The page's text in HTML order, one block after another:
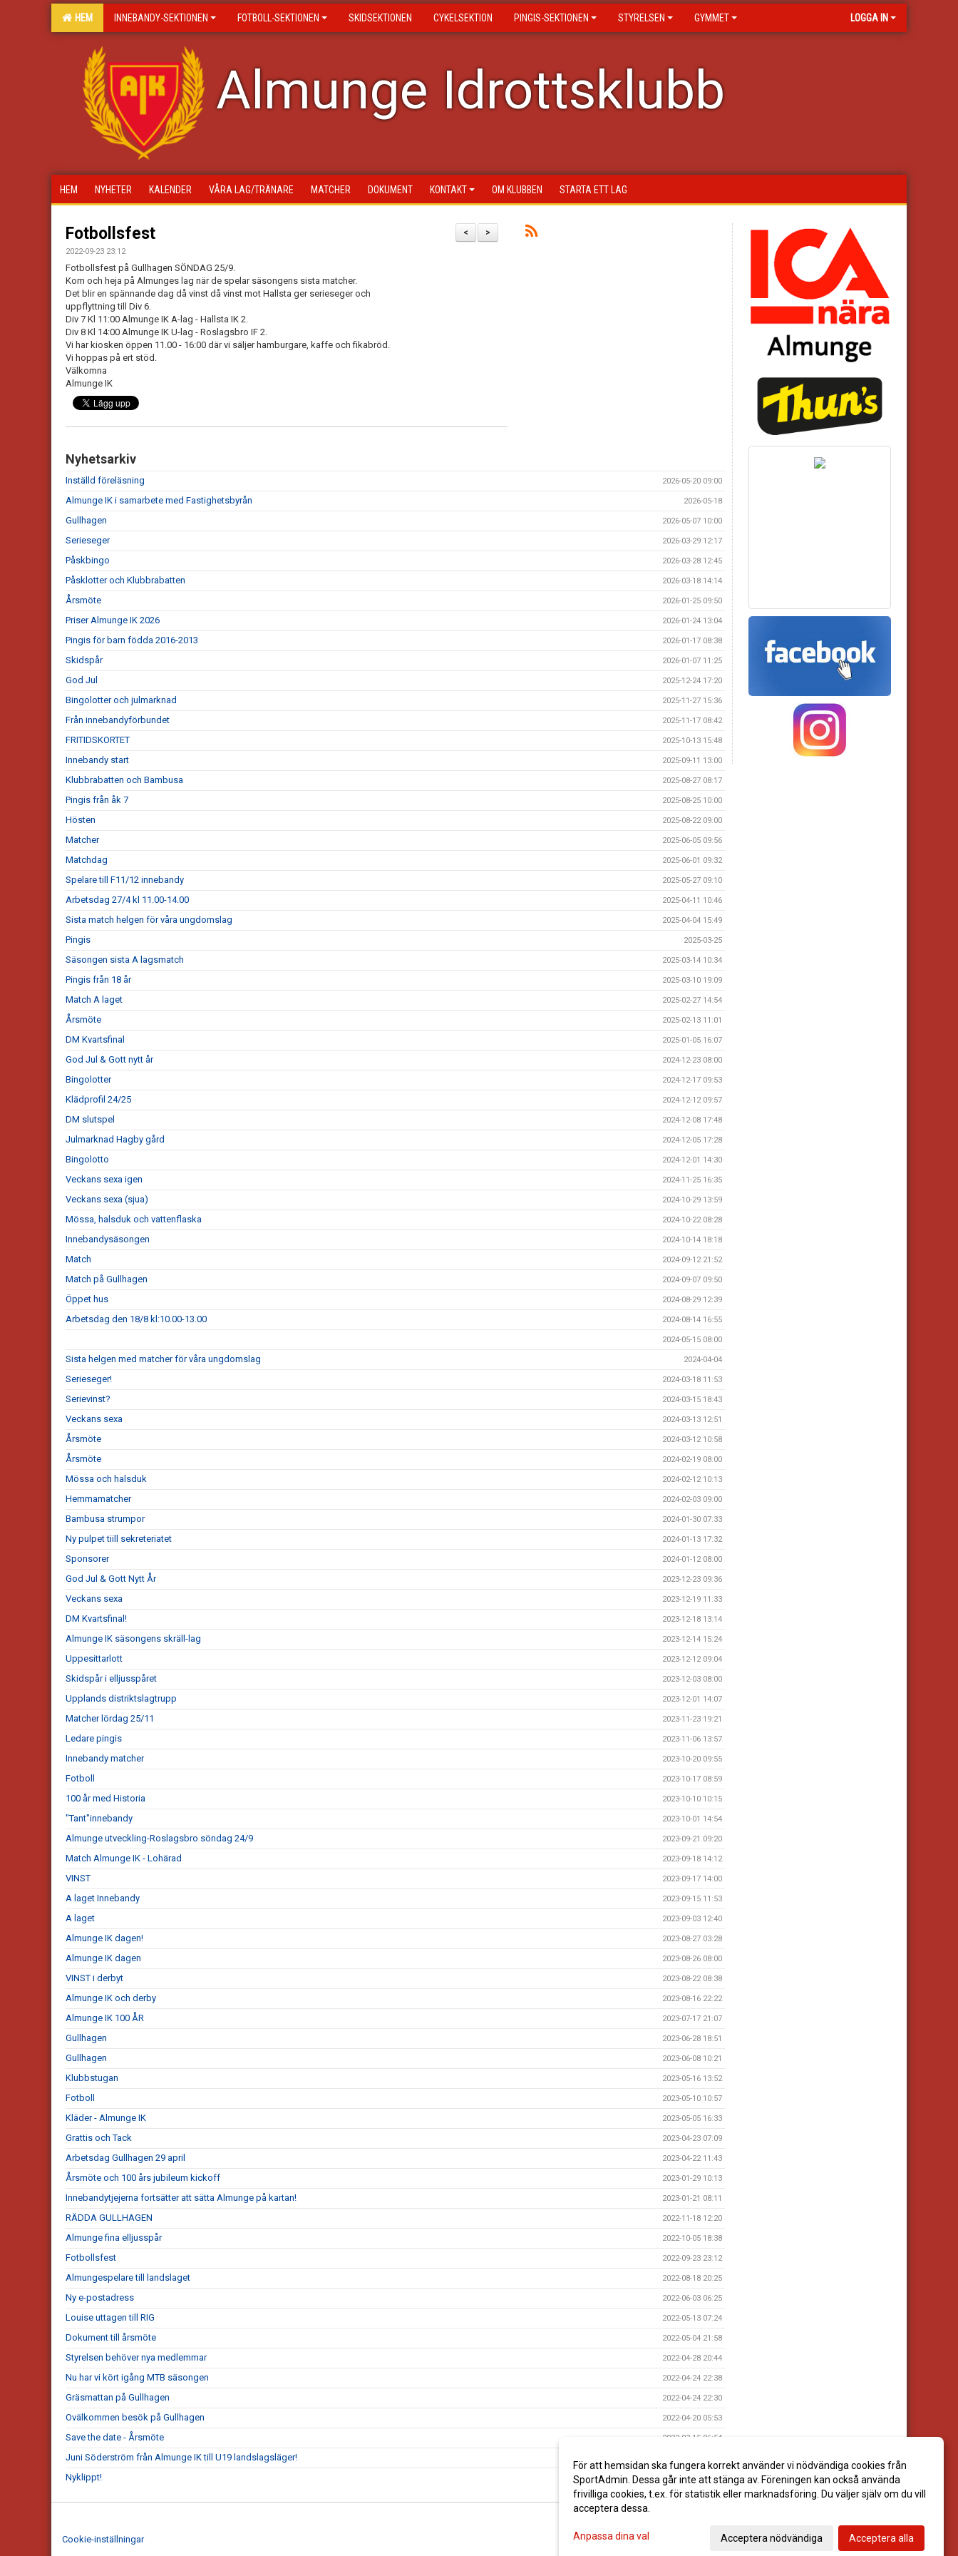
HEM INNEBANDY-SEKTIONEN FOTBOLL-SEKTIONEN SKIDSEKTIONEN CYKELSEKTION PINGIS-SEKTIONEN STYRELSEN GYMMET LOGGA IN
Almunge Idrottsklubb
HEM NYHETER KALENDER VÅRA LAG/TRÄNARE MATCHER DOKUMENT KONTAKT OM KLUBBEN STARTA ETT LAG
>
<
Fotbollsfest
2022-09-23 23:12
Fotbollsfest på Gullhagen SÖNDAG 25/9.
Kom och heja på Almunges lag när de spelar säsongens sista matcher.
Det blir en spännande dag då vinst då vinst mot Hallsta ger serieseger och
uppflyttning till Div 6.
Div 7 Kl 11:00 Almunge IK A-lag - Hallsta IK 2.
Div 8 Kl 14:00 Almunge IK U-lag - Roslagsbro IF 2.
Vi har kiosken öppen 11.00 - 16:00 där vi säljer hamburgare, kaffe och fikabröd.
Vi hoppas på ert stöd.
Välkomna
Almunge IK
Nyhetsarkiv
Inställd föreläsning 2026-05-20 09:00
Almunge IK i samarbete med Fastighetsbyrån 2026-05-18
Gullhagen 2026-05-07 10:00
Serieseger 2026-03-29 12:17
Påskbingo 2026-03-28 12:45
Påsklotter och Klubbrabatten 2026-03-18 14:14
Årsmöte 2026-01-25 09:50
Priser Almunge IK 2026 2026-01-24 13:04
Pingis för barn födda 2016-2013 2026-01-17 08:38
Skidspår 2026-01-07 11:25
God Jul 2025-12-24 17:20
Bingolotter och julmarknad 2025-11-27 15:36
Från innebandyförbundet 2025-11-17 08:42
FRITIDSKORTET 2025-10-13 15:48
Innebandy start 2025-09-11 13:00
Klubbrabatten och Bambusa 2025-08-27 08:17
Pingis från åk 7 2025-08-25 10:00
Hösten 2025-08-22 09:00
Matcher 2025-06-05 09:56
Matchdag 2025-06-01 09:32
Spelare till F11/12 innebandy 2025-05-27 09:10
Arbetsdag 27/4 kl 11.00-14.00 2025-04-11 10:46
Sista match helgen för våra ungdomslag 2025-04-04 15:49
Pingis 2025-03-25
Säsongen sista A lagsmatch 2025-03-14 10:34
Pingis från 18 år 2025-03-10 19:09
Match A laget 2025-02-27 14:54
Årsmöte 2025-02-13 11:01
DM Kvartsfinal 2025-01-05 16:07
God Jul & Gott nytt år 2024-12-23 08:00
Bingolotter 2024-12-17 09:53
Klädprofil 24/25 2024-12-12 09:57
DM slutspel 2024-12-08 17:48
Julmarknad Hagby gård 2024-12-05 17:28
Bingolotto 2024-12-01 14:30
Veckans sexa igen 2024-11-25 16:35
Veckans sexa (sjua) 2024-10-29 13:59
Mössa, halsduk och vattenflaska 2024-10-22 08:28
Innebandysäsongen 2024-10-14 18:18
Match 2024-09-12 21:52
Match på Gullhagen 2024-09-07 09:50
Öppet hus 2024-08-29 12:39
Arbetsdag den 18/8 kl:10.00-13.00 2024-08-14 16:55
2024-05-15 08:00
Sista helgen med matcher för våra ungdomslag 2024-04-04
Serieseger! 2024-03-18 11:53
Serievinst? 2024-03-15 18:43
Veckans sexa 2024-03-13 12:51
Årsmöte 2024-03-12 10:58
Årsmöte 2024-02-19 08:00
Mössa och halsduk 2024-02-12 10:13
Hemmamatcher 2024-02-03 09:00
Bambusa strumpor 2024-01-30 07:33
Ny pulpet tiill sekreteriatet 2024-01-13 17:32
Sponsorer 2024-01-12 08:00
God Jul & Gott Nytt År 2023-12-23 09:36
Veckans sexa 2023-12-19 11:33
DM Kvartsfinal! 2023-12-18 13:14
Almunge IK säsongens skräll-lag 2023-12-14 15:24
Uppesittarlott 2023-12-12 09:04
Skidspår i elljusspåret 2023-12-03 08:00
Upplands distriktslagtrupp 2023-12-01 14:07
Matcher lördag 25/11 2023-11-23 19:21
Ledare pingis 2023-11-06 13:57
Innebandy matcher 2023-10-20 09:55
Fotboll 2023-10-17 08:59
100 år med Historia 2023-10-10 10:15
"Tant"innebandy 2023-10-01 14:54
Almunge utveckling-Roslagsbro söndag 24/9 2023-09-21 09:20
Match Almunge IK - Lohärad 2023-09-18 14:12
VINST 2023-09-17 14:00
A laget Innebandy 2023-09-15 11:53
A laget 2023-09-03 12:40
Almunge IK dagen! 2023-08-27 03:28
Almunge IK dagen 2023-08-26 08:00
VINST i derbyt 2023-08-22 08:38
Almunge IK och derby 2023-08-16 22:22
Almunge IK 100 ÅR 2023-07-17 21:07
Gullhagen 2023-06-28 18:51
Gullhagen 2023-06-08 10:21
Klubbstugan 2023-05-16 13:52
Fotboll 2023-05-10 10:57
Kläder - Almunge IK 2023-05-05 16:33
Grattis och Tack 2023-04-23 07:09
Arbetsdag Gullhagen 29 april 2023-04-22 11:43
Årsmöte och 100 års jubileum kickoff 2023-01-29 10:13
Innebandytjejerna fortsätter att sätta Almunge på kartan! 2023-01-21 08:11
RÄDDA GULLHAGEN 2022-11-18 12:20
Almunge fina elljusspår 2022-10-05 18:38
Fotbollsfest 2022-09-23 23:12
Almungespelare till landslaget 2022-08-18 20:25
Ny e-postadress 2022-06-03 06:25
Louise uttagen till RIG 2022-05-13 07:24
Dokument till årsmöte 2022-05-04 21:58
Styrelsen behöver nya medlemmar 2022-04-28 20:44
Nu har vi kört igång MTB säsongen 2022-04-24 22:38
Gräsmattan på Gullhagen 2022-04-24 22:30
Ovälkommen besök på Gullhagen 2022-04-20 05:53
Save the date - Årsmöte 2022-03-15 06:54
Juni Söderström från Almunge IK till U19 landslagsläger!
Nyklippt! 2021-06-14 09:34
Cookie-inställningar
För att hemsidan ska fungera korrekt använder vi nödvändiga cookies från
SportAdmin. Dessa går inte att stänga av. Föreningen kan också använda
frivilliga cookies, t.ex. för statistik eller marknadsföring. Du väljer själv om du vill
acceptera dessa.
Anpassa dina val Acceptera nödvändiga Acceptera alla